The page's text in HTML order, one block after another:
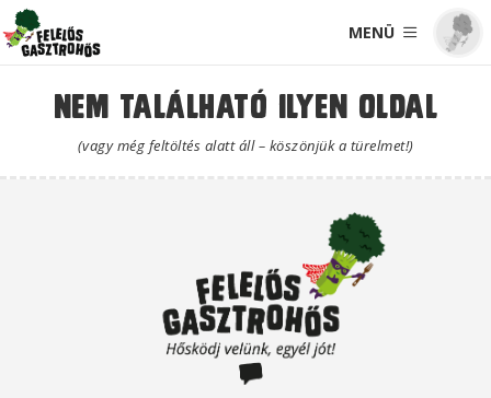
MENÜ
Nem található ilyen oldal
(vagy még feltöltés alatt áll – köszönjük a türelmet!)